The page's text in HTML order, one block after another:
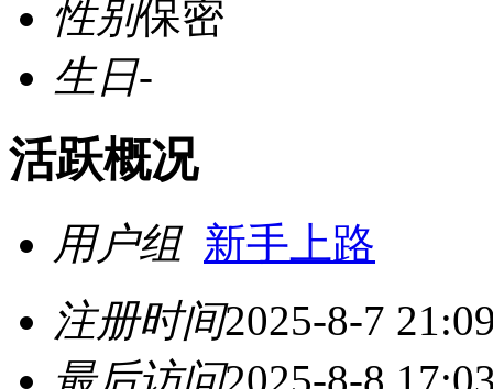
性别保密
生日-
活跃概况
用户组 新手上路
注册时间2025-8-7